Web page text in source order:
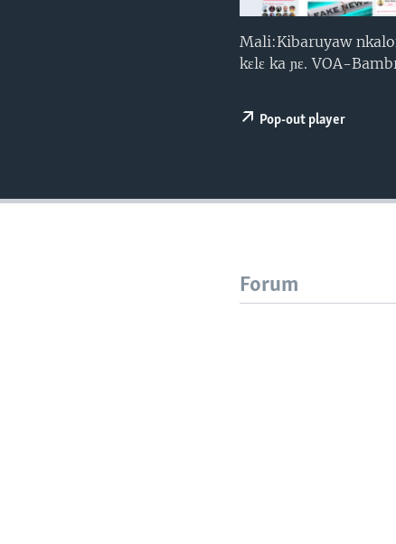
Mali:Kibaruyaw
kɛlɛ ka ɲɛ. VOA-
Pop-out player
Forum